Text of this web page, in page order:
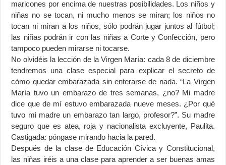
maricones por encima de nuestras posibilidades. Los niños y
niñas no se tocan, ni mucho menos se miran; los niños no
tocan ni miran a los niños, sólo podrán jugar juntos al fútbol;
las niñas podrán ir con las niñas a Corte y Confección, pero
tampoco pueden mirarse ni tocarse.
No olvidéis la lección de la Virgen María: cada 8 de diciembre
tendremos una clase especial para explicar el secreto de
cómo quedar embarazada sin enterarse de nada. “La Virgen
María tuvo un embarazo de tres semanas, ¿no? Mi madre
dice que de mí estuvo embarazada nueve meses. ¿Por qué
tuvo mi madre un embarazo tan largo, profesor?”. Su madre
seguro que es atea, roja y nacionalista excluyente, Paulita.
Castigada: póngase mirando hacia la pared.
Después de la clase de Educación Cívica y Constitucional,
las niñas iréis a una clase para aprender a ser buenas amas